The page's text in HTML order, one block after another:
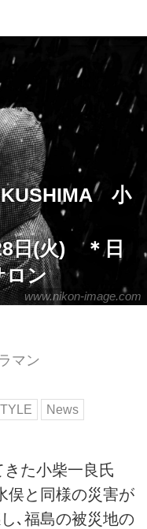
www.nikon-image.com
小
日(火) ＊日
ロン
マン
News
た小柴一良氏
俣と同様の災害が
､福島の被災地の